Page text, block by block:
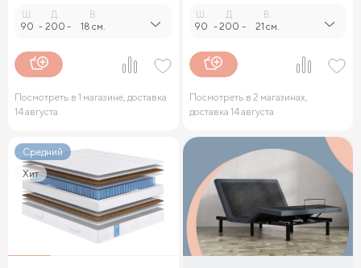
Ш.
90 -
Д.
200 -
В.
18 см.
Посмотреть в 1 магазине, доставка
14 августа
Ш.
90 -
Д.
200 -
В.
21 см.
Посмотреть в 2 магазинах,
доставка 14 августа
Средний
Хит